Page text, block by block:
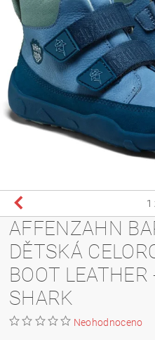
1
AFFENZAHN
DĚTSKÁ
BOOT LEATHER
SHARK
Neohodnoceno